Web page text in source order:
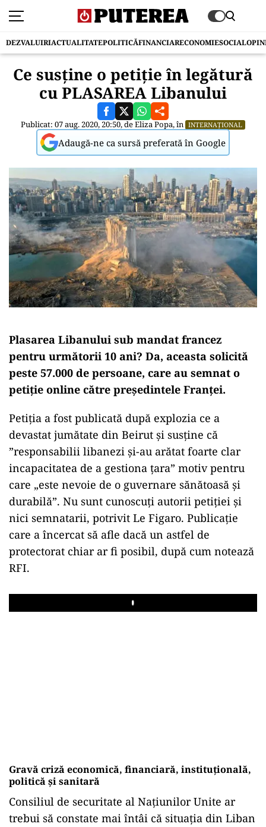
DEZVALUIRIACTUALITATEPOLITICĂFINANCIARECONOMIESOCIAL
Ce susține o petiție în legătură
cu PLASAREA Libanului
Publicat: 07 aug. 2020, 20:50, deEliza Popa, în INTERNAȚIONAL
Adaugă-ne ca sursă preferată în Google
Plasarea Libanului sub mandat francez
pentru următorii 10 ani? Da, aceasta solicită
peste 57.000 de persoane, care au semnat o
petiție online către președintele Franței.
Petiția a fost publicată după explozia ce a
devastat jumătate din Beirut și susține că
”responsabilii libanezi și-au arătat foarte clar
incapacitatea de a gestiona țara” motiv pentru
care „este nevoie de o guvernare sănătoasă și
durabilă”. Nu sunt cunoscuți autorii petiției și
nici semnatarii, potrivit Le Figaro. Publicație
care a încercat să afle dacă un astfel de
protectorat chiar ar fi posibil, după cum notează
RFI.
Play
Gravă criză economică, financiară, instituţională,
politică şi sanitară
Consiliul de securitate al Națiunilor Unite ar
trebui să constate mai întâi că situația din Liban